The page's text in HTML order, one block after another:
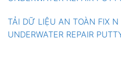
TẢI DỮ LIỆU AN TOÀN FIX N
UNDERWATER REPAIR